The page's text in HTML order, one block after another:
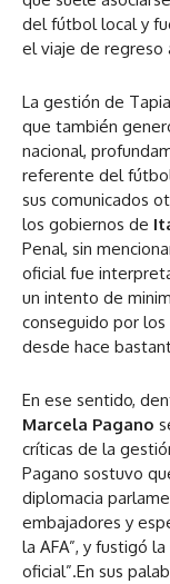
del fútbol local y
el viaje de regreso
La gestión de
que también
nacional,
referente del
sus comunicados
los gobiernos de
Penal, sin
oficial fue
un intento de
conseguido por
desde hace
En ese sentido,
Marcela Pagano
críticas de la
Pagano sostuvo
diplomacia
embajadores y
la AFA”, y fustigó
oficial”.En sus